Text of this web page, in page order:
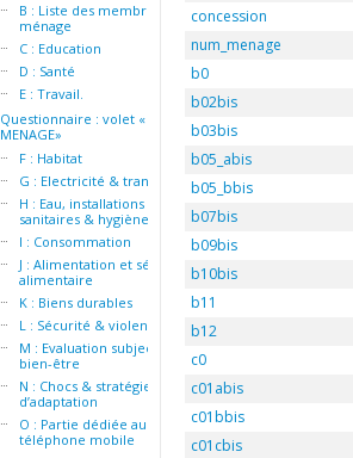
B : Liste des membres du
ménage
C : Education
D : Santé
E : Travail.
Questionnaire : volet «
MENAGE»
F : Habitat
G : Electricité & transport
H : Eau, installations
sanitaires & hygiène
I : Consommation
J : Alimentation et sécurité
alimentaire
K : Biens durables
L : Sécurité & violence
M : Evaluation subjective du
bien-être
N : Chocs & stratégies
d’adaptation
O : Partie dédiée au
téléphone mobile
concession
num_menage
b0
b02bis
b03bis
b05_abis
b05_bbis
b07bis
b09bis
b10bis
b11
b12
c0
c01abis
c01bbis
c01cbis